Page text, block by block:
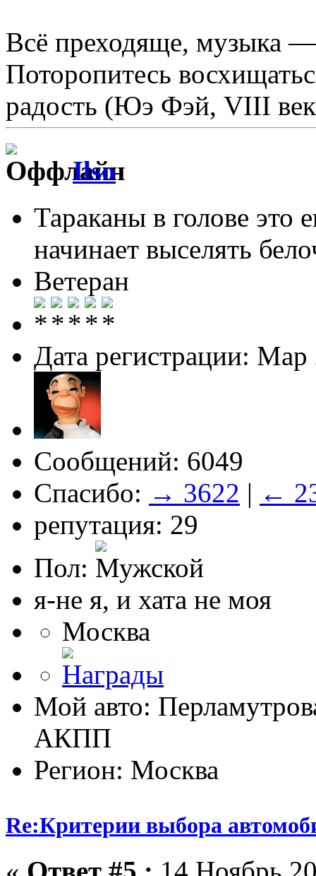
Всё преходяще, музыка
Поторопитесь
радость (Юэ Фэй, VIII
Ilso
Тараканы в голове это
начинает выселять
Ветеран
Дата регистрации: Мар
Сообщений: 6049
Спасибо: → 3622 | ←
репутация: 29
Пол:
я-не я, и хата не моя
Москва
Мой авто:
АКПП
Регион: Москва
Re:Критерии выбора